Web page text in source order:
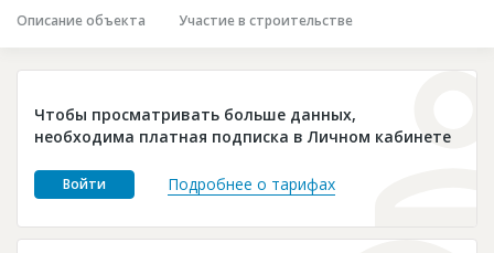
Инвестпроекты
Глоссарий
Платные услуги
Пресс-релизы
Описание объекта Участие в строительстве
Чтобы просматривать больше данных,
необходима платная подписка в Личном кабинете
Войти Подробнее о тарифах